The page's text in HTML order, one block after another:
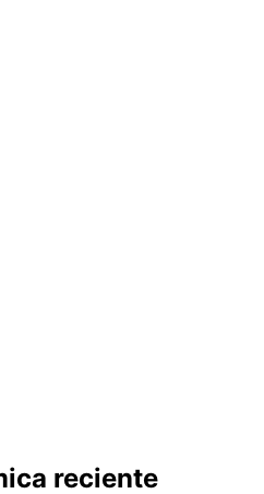
reciente